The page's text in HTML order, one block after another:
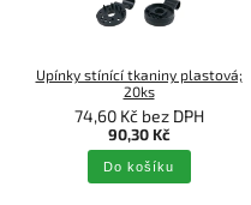
Upínky stínící tkaniny plastová;
20ks
74,60 Kč bez DPH
90,30 Kč
Do košíku